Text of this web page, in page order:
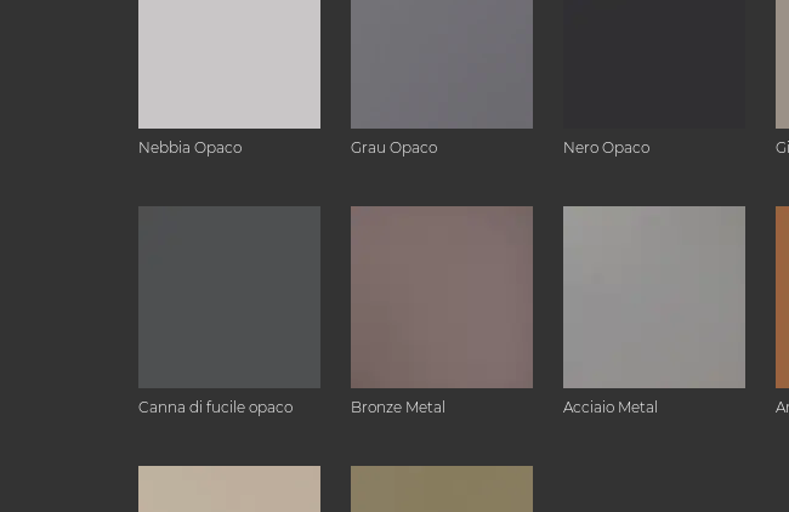
Nebbia Opaco Grau Opaco Nero Opaco
Canna di fucile opaco Bronze Metal Acciaio Metal